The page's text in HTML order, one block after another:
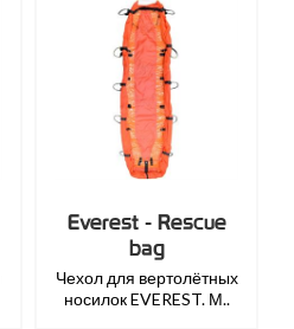
Everest - Rescue
bag
Чехол для вертолётных
носилок EVEREST. М..